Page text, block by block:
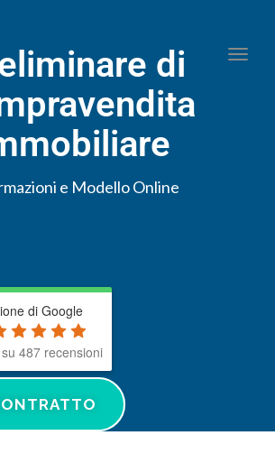
di
e Modello Online
di Google
487 recensioni